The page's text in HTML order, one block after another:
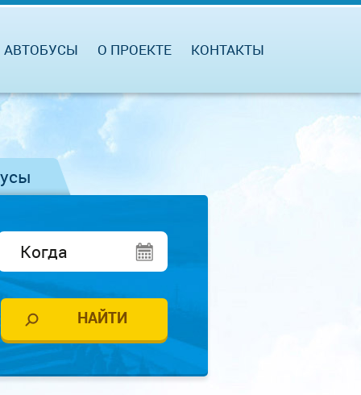
АВТОБУСЫ О ПРОЕКТЕ КОНТАКТЫ